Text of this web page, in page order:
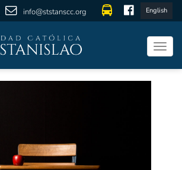
info@ststanscc.org English